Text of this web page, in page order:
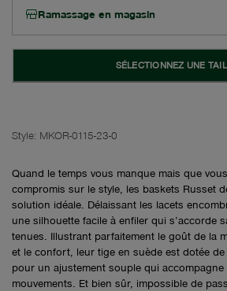
Ramassage en magasin
SÉLECTIONNEZ UNE
Style: MKOR-0115-23-0
Quand le temps vous manque mais que
compromis sur le style, les baskets Russet
solution idéale. Délaissant les lacets
une silhouette facile à enfiler qui s’accorde
tenues. Illustrant parfaitement le goût de la
et le confort, leur tige en suède est dotée
pour un ajustement souple qui
mouvements. Et bien sûr, impossible de